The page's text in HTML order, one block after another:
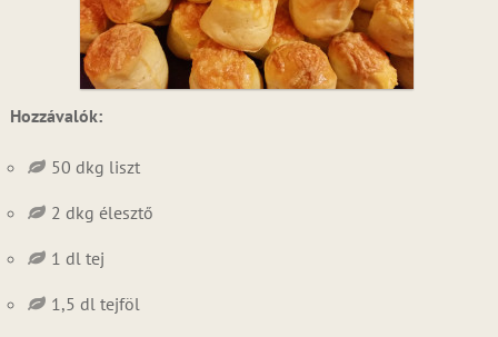
Hozzávalók:
50 dkg liszt
2 dkg élesztő
1 dl tej
1,5 dl tejföl